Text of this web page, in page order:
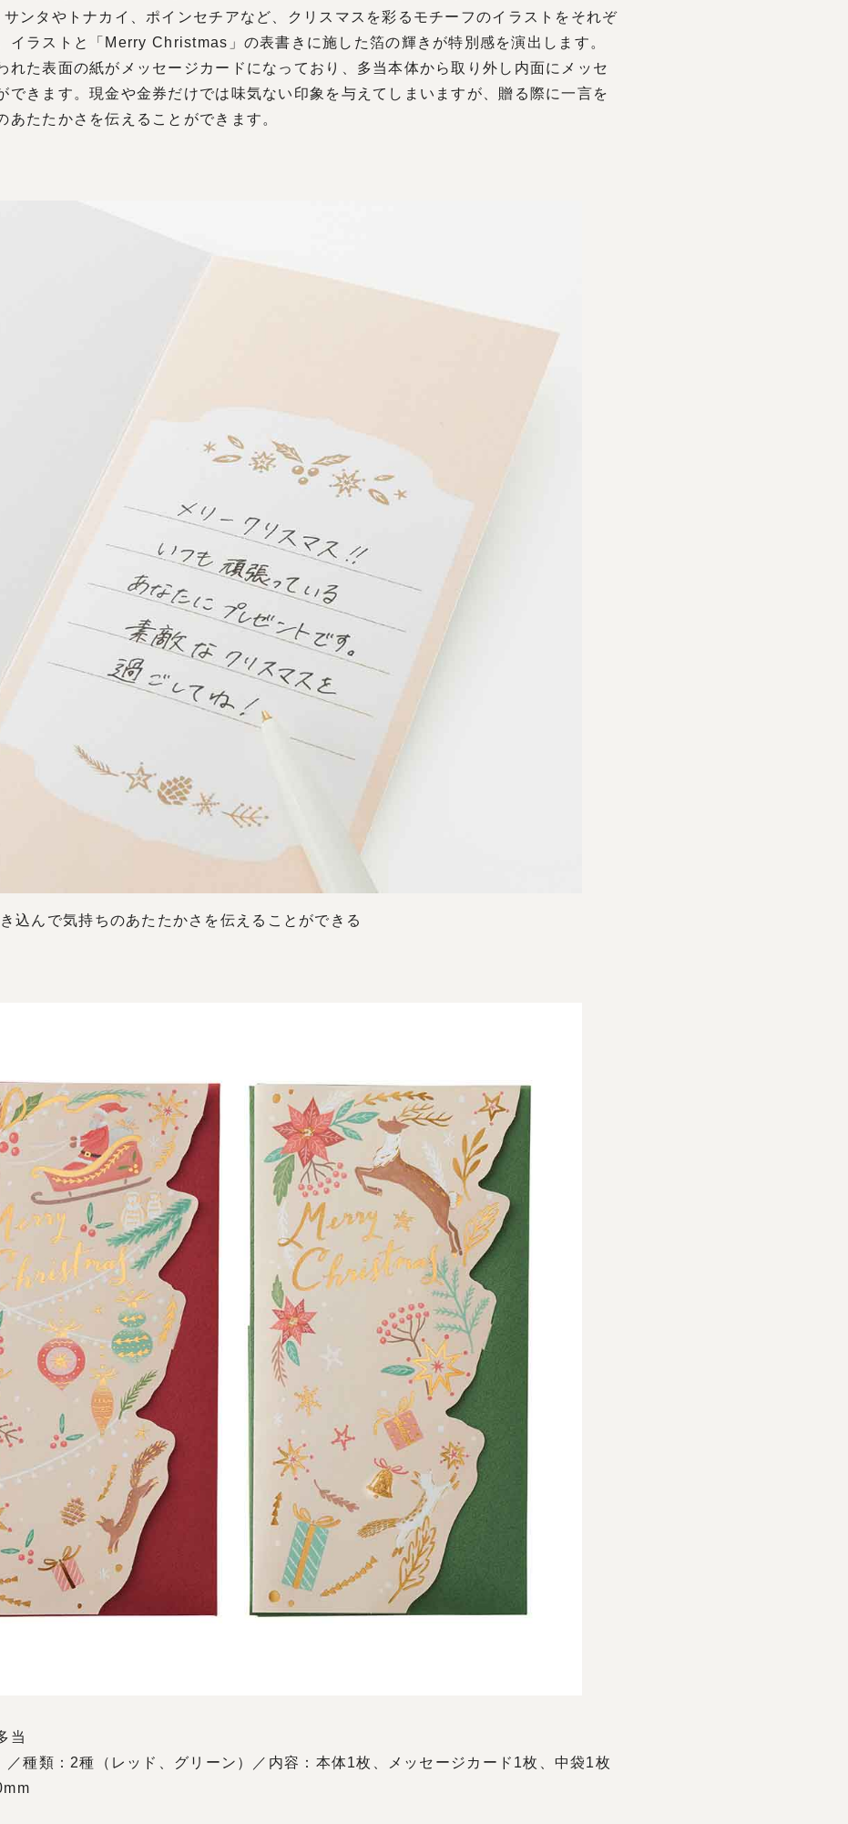
サンタやトナカイ、ポインセチアなど、クリスマスを彩るモチーフのイラストをそれぞ
イラストと「Merry Christmas」の表書きに施した箔の輝きが特別感を演出します。
た表面の紙がメッセージカードになっており、多当本体から取り外し内面にメッセ
できます。現金や金券だけでは味気ない印象を与えてしまいますが、贈る際に一言を
あたたかさを伝えることができます。
込んで気持ちのあたたかさを伝えることができる
当
種類：2種（レッド、グリーン）／内容：本体1枚、メッセージカード1枚、中袋1枚